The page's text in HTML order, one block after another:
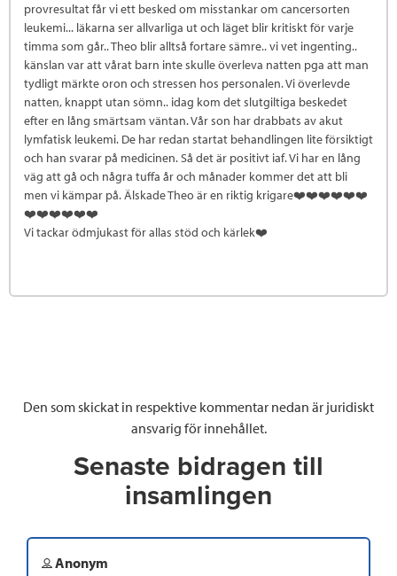
provresultat får vi ett besked om misstankar om cancersorten
leukemi... läkarna ser allvarliga ut och läget blir kritiskt för varje
timma som går.. Theo blir alltså fortare sämre.. vi vet ingenting..
känslan var att vårat barn inte skulle överleva natten pga att man
tydligt märkte oron och stressen hos personalen. Vi överlevde
natten, knappt utan sömn.. idag kom det slutgiltiga beskedet
efter en lång smärtsam väntan. Vår son har drabbats av akut
lymfatisk leukemi. De har redan startat behandlingen lite försiktigt
och han svarar på medicinen. Så det är positivt iaf. Vi har en lång
väg att gå och några tuffa år och månader kommer det att bli
men vi kämpar på. Älskade Theo är en riktig krigare❤️❤️❤️❤️❤️❤️
❤️❤️❤️❤️❤️❤️
Vi tackar ödmjukast för allas stöd och kärlek❤️
Den som skickat in respektive kommentar nedan är juridiskt
ansvarig för innehållet.
Senaste bidragen till
insamlingen
Anonym